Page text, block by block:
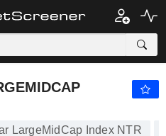
LargeMidCap Index NTR